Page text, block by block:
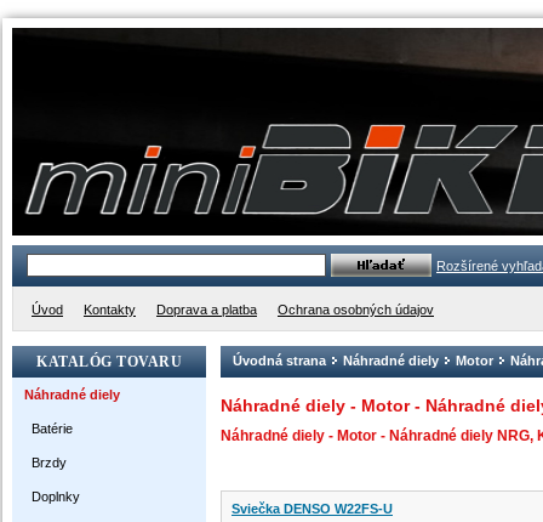
Rozšírené
Úvod Kontakty Doprava a platba Ochrana osobných údajov
KATALÓG TOVARU
Náhradné diely
Batérie
Brzdy
Doplnky
Úvodná strana Náhradné diely Motor
Náhradné diely - Motor - Náhradné
Náhradné diely - Motor - Náhradné diely
Sviečka DENSO W22FS-U